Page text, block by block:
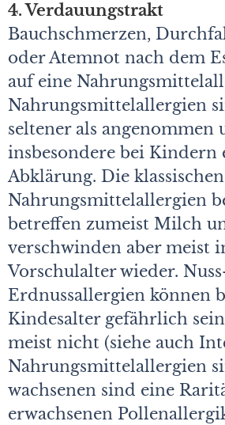
4. Verdauungstrakt
Bauchschmerzen,
oder Atemnot nach dem
auf eine
Nahrungsmittelallergien
seltener als angenommen
insbesondere bei Kindern
Abklärung. Die klassischen
Nahrungsmittelallergien
betreffen zumeist Milch
verschwinden aber meist
Vorschulalter wieder.
Erdnussallergien können
Kindesalter gefährlich
meist nicht (siehe auch
Nahrungsmittelallergien
wach­senen sind eine
erwachsenen